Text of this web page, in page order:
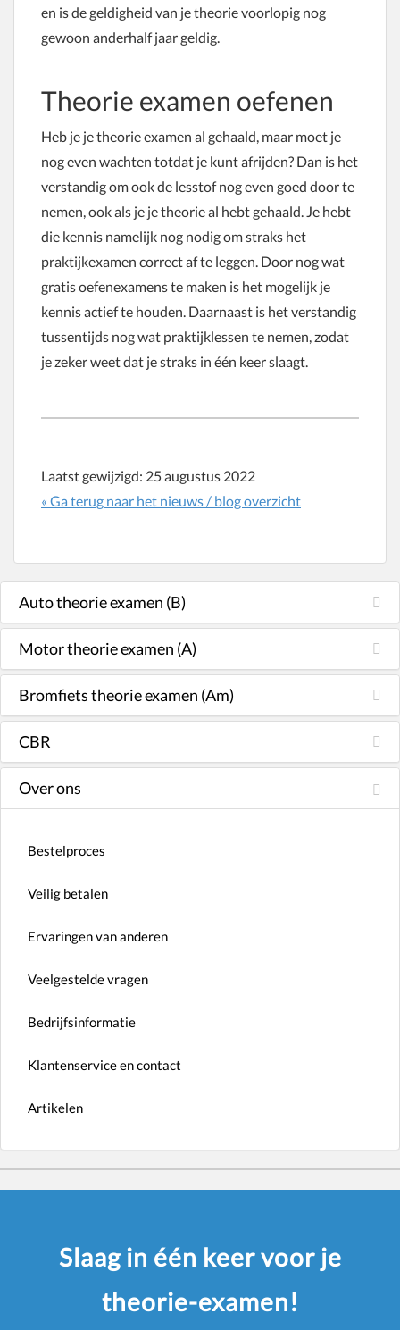
en is de geldigheid van je theorie voorlopig nog
gewoon anderhalf jaar geldig.
Theorie examen oefenen
Heb je je theorie examen al gehaald, maar moet je
nog even wachten totdat je kunt afrijden? Dan is het
verstandig om ook de lesstof nog even goed door te
nemen, ook als je je theorie al hebt gehaald. Je hebt
die kennis namelijk nog nodig om straks het
praktijkexamen correct af te leggen. Door nog wat
gratis oefenexamens te maken is het mogelijk je
kennis actief te houden. Daarnaast is het verstandig
tussentijds nog wat praktijklessen te nemen, zodat
je zeker weet dat je straks in één keer slaagt.
Laatst gewijzigd: 25 augustus 2022
« Ga terug naar het nieuws / blog overzicht
Auto theorie examen (B)
Motor theorie examen (A)
Bromfiets theorie examen (Am)
CBR
Over ons
Bestelproces
Veilig betalen
Ervaringen van anderen
Veelgestelde vragen
Bedrijfsinformatie
Klantenservice en contact
Artikelen
Slaag in één keer voor je
theorie-examen!